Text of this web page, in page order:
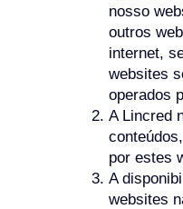
nosso
outros
internet,
websites
operados
A Lincred
por estes
A
websites